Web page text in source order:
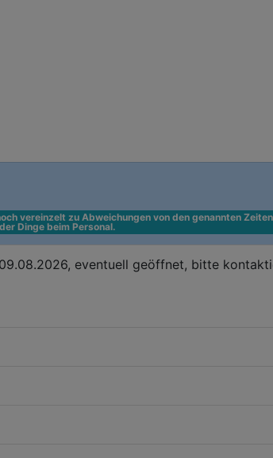
vereinzelt zu Abweichungen von den genannten
Dinge beim Personal.
eventuell geöffnet, bitte